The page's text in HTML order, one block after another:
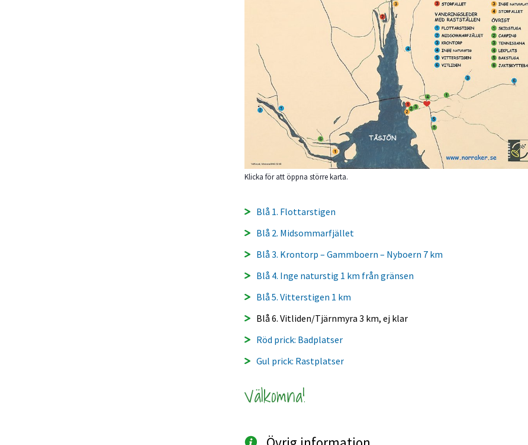
Klicka för att öppna större karta.
Blå 1. Flottarstigen
Blå 2. Midsommarfjället
Blå 3. Krontorp – Gammboern – Nyboern 7 km
Blå 4. Inge naturstig 1 km från gränsen
Blå 5. Vitterstigen 1 km
Blå 6. Vitliden/Tjärnmyra 3 km, ej klar
Röd prick: Badplatser
Gul prick: Rastplatser
Välkomna!